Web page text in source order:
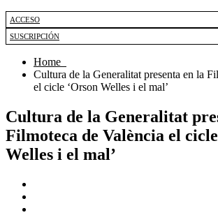
ACCESO
SUSCRIPCIÓN
Home
Cultura de la Generalitat presenta en la
el cicle ‘Orson Welles i el mal’
Cultura de la Generalitat
Filmoteca de València el
Welles i el mal’